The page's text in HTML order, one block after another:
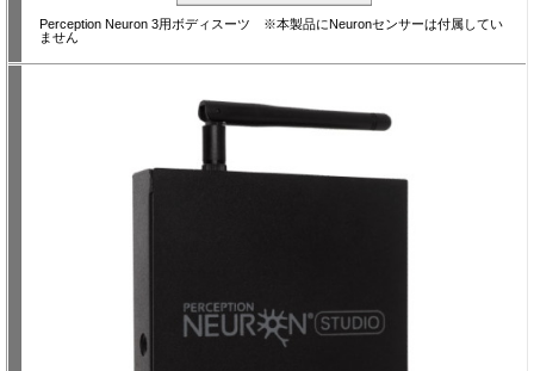
Perception Neuron 3用ボディスーツ ※本製品にNeuronセンサーは付属してい
ません